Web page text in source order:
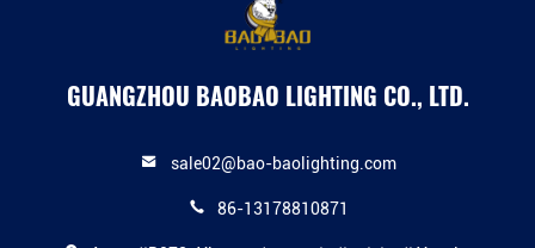
GUANGZHOU BAOBAO LIGHTING CO., LTD.
sale02@bao-baolighting.com
86-13178810871